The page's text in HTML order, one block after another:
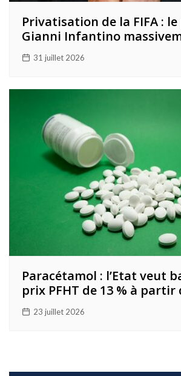
Privatisation de la FIFA :
Gianni Infantino
31 juillet 2026
Paracétamol : l’Etat veut
prix PFHT de 13 % à partir
23 juillet 2026